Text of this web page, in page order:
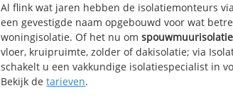
Al flink wat jaren hebben de isolatiemonteurs
een gevestigde naam opgebouwd voor wat
woningisolatie. Of het nu omspouwmuurisolatie
vloer, kruipruimte, zolder of dakisolatie; via
schakelt u een vakkundige isolatiespecialist in
Bekijk detarieven.